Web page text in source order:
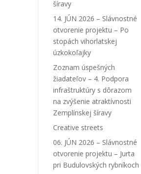
šíravy
14. JÚN 2026 – Slávnostné
otvorenie projektu – Po
stopách vihorlatskej
úzkokoľajky
Zoznam úspešných
žiadateľov – 4. Podpora
infraštruktúry s dôrazom
na zvýšenie atraktívnosti
Zemplínskej šíravy
Creative streets
06. JÚN 2026 – Slávnostné
otvorenie projektu – Jurta
pri Budulovských rybníkoch